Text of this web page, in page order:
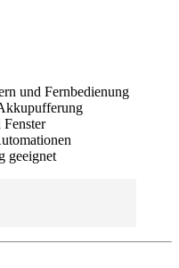
und Fernbedienung
geeignet